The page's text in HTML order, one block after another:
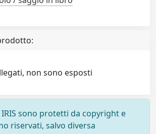
non sono esposti
sono protetti da copyright e
riservati, salvo diversa